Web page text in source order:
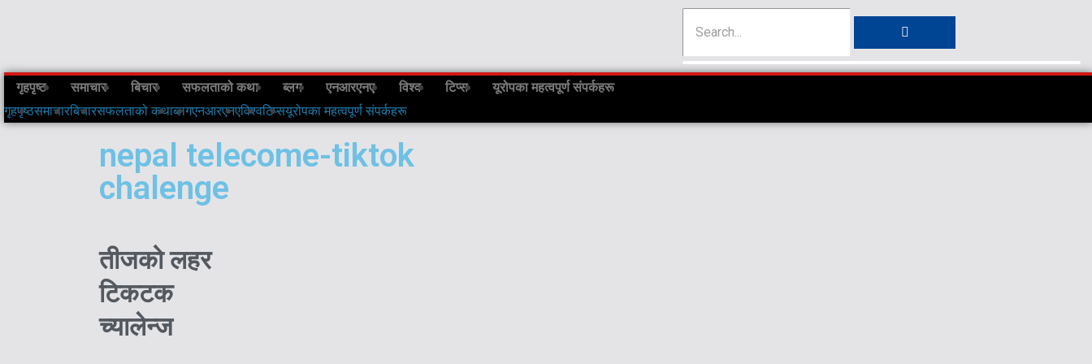
गृहपृष्ठ समाचार बिचार सफलताको कथा ब्लग एनआरएनए विश्व टिप्स
यूरोपका महत्वपूर्ण संपर्कहरू
गृहपृष्ठसमाचारबिचारसफलताको कथाब्लगएनआरएनएविश्वटिप्सयूरोपका महत्वपूर्ण संपर्कहरू
nepal telecome-tiktok
chalenge
तीजको लहर
टिकटक
च्यालेन्ज